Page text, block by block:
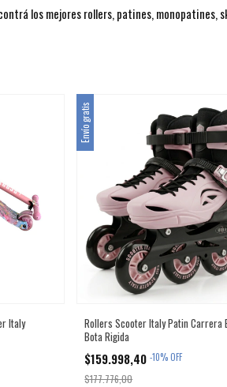
los mejores rollers, patines,
Italy
Envío gratis
Rollers Scooter Italy Patin Carrera
Bota Rigida
$159.998,40-10%OFF
$177.776,00